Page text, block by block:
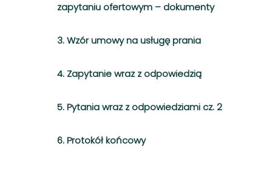
zapytaniu ofertowym – dokumenty
3. Wzór umowy na usługę prania
4. Zapytanie wraz z odpowiedzią
5. Pytania wraz z odpowiedziami cz. 2
6. Protokół końcowy